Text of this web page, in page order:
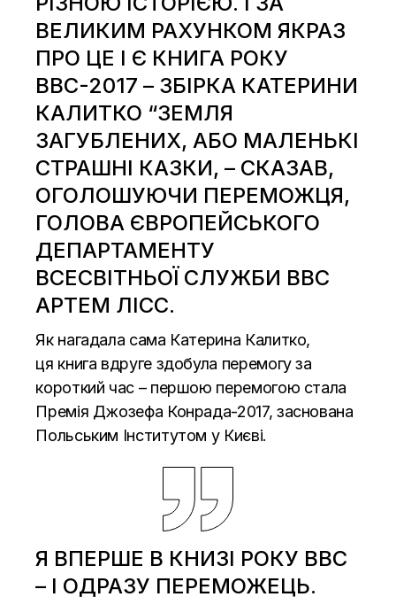
ВЕЛИКИМ РАХУНКОМ ЯКРАЗ
ПРО ЦЕ І Є КНИГА РОКУ
ВВС-2017 – ЗБІРКА КАТЕРИНИ
КАЛИТКО “ЗЕМЛЯ
ЗАГУБЛЕНИХ, АБО МАЛЕНЬКІ
СТРАШНІ КАЗКИ, – СКАЗАВ,
ОГОЛОШУЮЧИ ПЕРЕМОЖЦЯ,
ГОЛОВА ЄВРОПЕЙСЬКОГО
ДЕПАРТАМЕНТУ
ВСЕСВІТНЬОЇ СЛУЖБИ ВВС
АРТЕМ ЛІСС.
Як нагадала сама Катерина Калитко,
ця книга вдруге здобула перемогу за
короткий час – першою перемогою стала
Премія Джозефа Конрада-2017, заснована
Польським Інститутом у Києві.
Я ВПЕРШЕ В КНИЗІ РОКУ ВВС
– І ОДРАЗУ ПЕРЕМОЖЕЦЬ.